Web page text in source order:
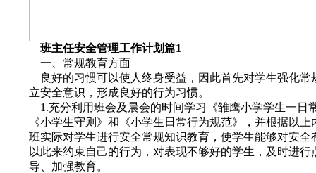
班主任安全管理工作计划篇1
一、常规教育方面
良好的习惯可以使人终身受益，因此首先对学生强化常
立安全意识，形成良好的行为习惯。
1.充分利用班会及晨会的时间学习《雏鹰小学学生一日
《小学生守则》和《小学生日常行为规范》，并根据以上
班实际对学生进行安全常规知识教育，使学生能够对安全
以此来约束自己的行为，对表现不够好的学生，及时进行
导、加强教育。